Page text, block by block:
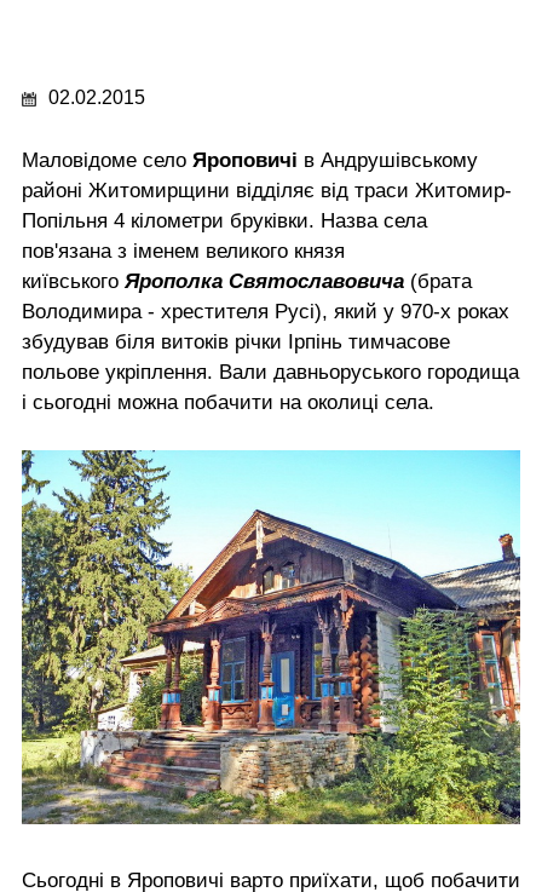
02.02.2015
Маловідоме село Яроповичі в Андрушівському
районі Житомирщини відділяє від траси Житомир-
Попільня 4 кілометри бруківки. Назва села
пов'язана з іменем великого князя
київського Ярополка Святославовича (брата
Володимира - хрестителя Русі), який у 970-х роках
збудував біля витоків річки Ірпінь тимчасове
польове укріплення. Вали давньоруського городища
і сьогодні можна побачити на околиці села.
Сьогодні в Яроповичі варто приїхати, щоб побачити